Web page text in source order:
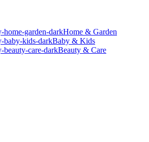
Home & Garden
Baby & Kids
Beauty & Care